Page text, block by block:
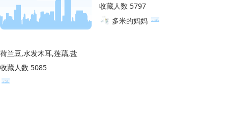
收藏人数 5797
多米的妈妈
荷兰豆,水发木耳,莲藕,盐
收藏人数 5085